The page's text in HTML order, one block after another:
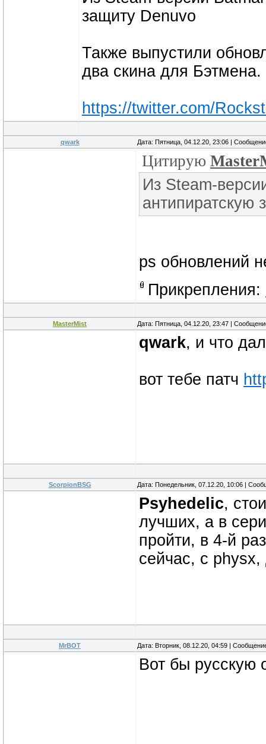
защиту Denuvo
Также выпустили
два скина для Бэтмена.
https://twitter.com/
qwark Дата: Пятница, 04.12.20, 23:06 |
Цитирую
Из Steam-
антипиратскую
ps обновлений
Прикрепления:
MasterMist Дата: Пятница, 04.12.20, 23:47 |
qwark, и что
вот тебе патч
ScorpionBSG Дата: Понедельник, 07.12.20, 10:06 |
Psyhedelic,
лучших, а в
пройти, в 4-й
сейчас, с
MrBOT Дата: Вторник, 08.12.20, 04:59 |
Вот бы русскую